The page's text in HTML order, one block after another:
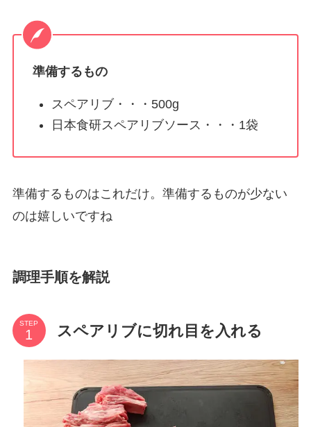
準備するもの
スペアリブ・・・500g
日本食研スペアリブソース・・・1袋
準備するものはこれだけ。準備するものが少ない
のは嬉しいですね
調理手順を解説
STEP スペアリブに切れ目を入れる